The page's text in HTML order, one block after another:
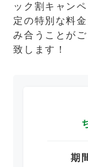
ック割キャン
定の特別な料
み合うことが
致します！
期